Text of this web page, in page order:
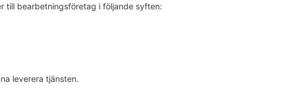
till bearbetningsföretag i följande syften:
leverera tjänsten.